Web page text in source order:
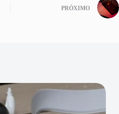
PRÓXIMO